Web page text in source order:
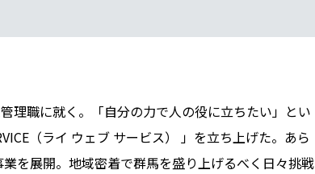
理職に就く。「自分の力で人の役に立ちたい」とい
（ライ ウェブ サービス） 」を立ち上げた。あら
を展開。地域密着で群馬を盛り上げるべく日々挑戦